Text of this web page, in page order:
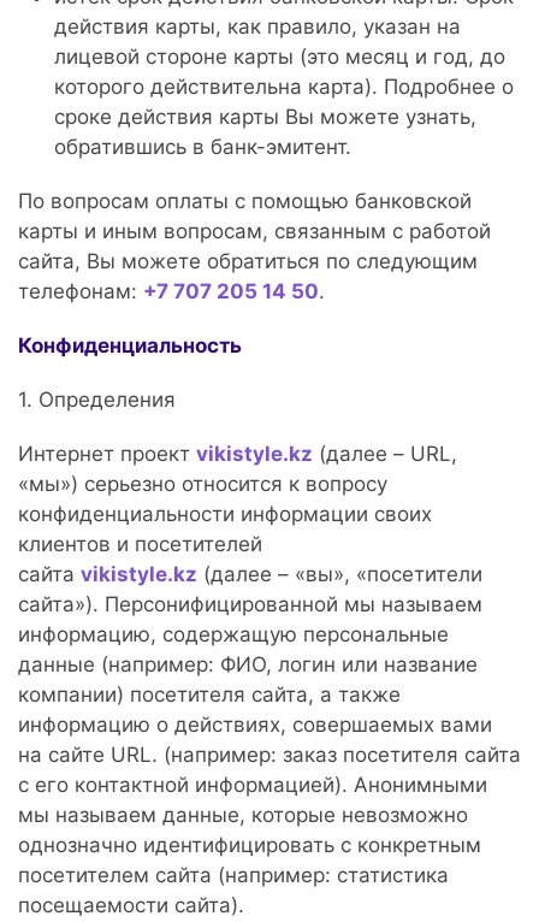
действия карты, как правило, указан на
лицевой стороне карты (это месяц и год, до
которого действительна карта). Подробнее о
сроке действия карты Вы можете узнать,
обратившись в банк-эмитент.
По вопросам оплаты с помощью банковской
карты и иным вопросам, связанным с работой
сайта, Вы можете обратиться по следующим
телефонам: +7 707 205 14 50.
Конфиденциальность
1. Определения
Интернет проект vikistyle.kz (далее – URL,
«мы») серьезно относится к вопросу
конфиденциальности информации своих
клиентов и посетителей
сайта vikistyle.kz (далее – «вы», «посетители
сайта»). Персонифицированной мы называем
информацию, содержащую персональные
данные (например: ФИО, логин или название
компании) посетителя сайта, а также
информацию о действиях, совершаемых вами
на сайте URL. (например: заказ посетителя сайта
с его контактной информацией). Анонимными
мы называем данные, которые невозможно
однозначно идентифицировать с конкретным
посетителем сайта (например: статистика
посещаемости сайта).